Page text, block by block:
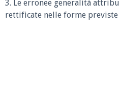
3. Le erronee generalità
rettificate nelle forme previste